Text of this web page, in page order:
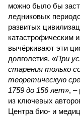
можно было бы
ледниковых
развитых
катастрофическим
вычёркивают эти
долголетия. «При
старения только
теоретическую
1759 до 156 лет», –
из ключевых
Центра био- и